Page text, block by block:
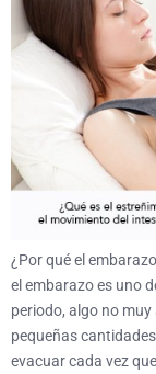
¿Por qué el
el embarazo es uno
periodo, algo no
pequeñas
evacuar cada vez